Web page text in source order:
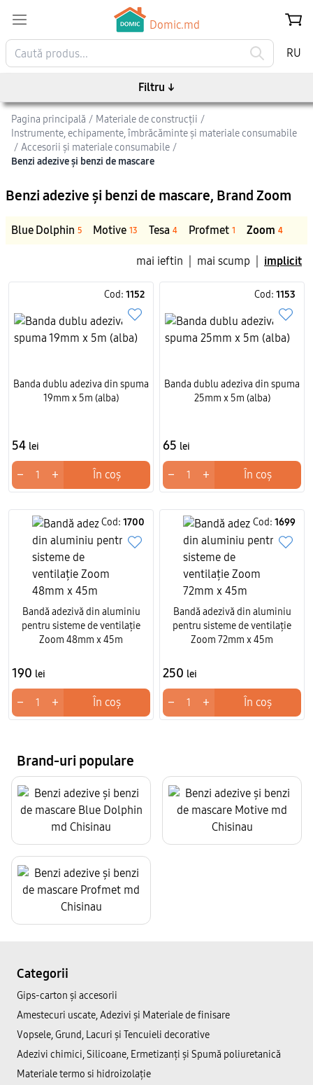
Domic.md
RU
Pagina principală / Materiale de construcții /
Instrumente, echipamente, îmbrăcăminte și materiale consumabile
/ Accesorii și materiale consumabile /
Benzi adezive și benzi de mascare
Benzi adezive și benzi de mascare, Brand Zoom
Blue Dolphin 5 Motive 13 Tesa 4 Profmet 1 Zoom 4
mai ieftin mai scump implicit
Cod: 1152
Banda dublu adeziva din spuma
19mm x 5m (alba)
54 lei
− + În coș
Cod: 1153
Banda dublu adeziva din spuma
25mm x 5m (alba)
65 lei
− + În coș
Cod: 1700
Bandă adezivă din aluminiu
pentru sisteme de ventilație
Zoom 48mm x 45m
190 lei
− + În coș
Cod: 1699
Bandă adezivă din aluminiu
pentru sisteme de ventilație
Zoom 72mm x 45m
250 lei
− + În coș
Filtru ↓
Brand-uri populare
Categorii
Gips-carton și accesorii
Amestecuri uscate, Adezivi şi Materiale de finisare
Vopsele, Grund, Lacuri și Tencuieli decorative
Adezivi chimici, Silicoane, Ermetizanți și Spumă poliuretanică
Materiale termo si hidroizolație